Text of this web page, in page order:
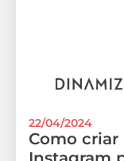
22/04/2024
Como